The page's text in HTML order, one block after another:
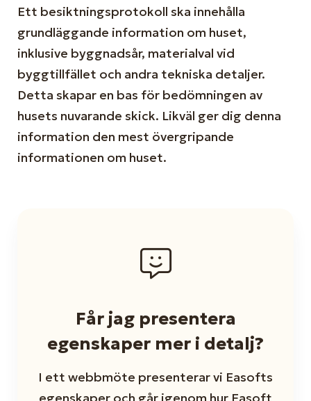
Ett besiktningsprotokoll ska innehålla
grundläggande information om huset,
inklusive byggnadsår, materialval vid
byggtillfället och andra tekniska detaljer.
Detta skapar en bas för bedömningen av
husets nuvarande skick. Likväl ger dig denna
information den mest övergripande
informationen om huset.
Får jag presentera
egenskaper mer i detalj?
I ett webbmöte presenterar vi Easofts
egenskaper och går igenom hur Easoft